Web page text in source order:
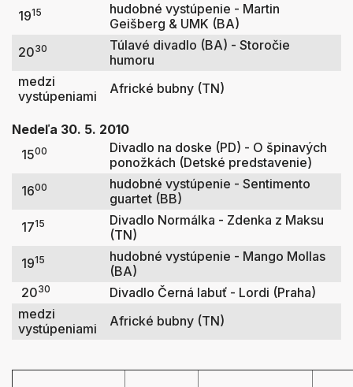
1915
hudobné vystúpenie - Martin
Geišberg & UMK (BA)
2030
Túlavé divadlo (BA) - Storočie
humoru
medzi
vystúpeniami
Africké bubny (TN)
Nedeľa 30. 5. 2010
1500
Divadlo na doske (PD) - O špinavých
ponožkách (Detské predstavenie)
1600
hudobné vystúpenie - Sentimento
guartet (BB)
1715
Divadlo Normálka - Zdenka z Maksu
(TN)
1915
hudobné vystúpenie - Mango Mollas
(BA)
2030
Divadlo Černá labuť - Lordi (Praha)
medzi
vystúpeniami
Africké bubny (TN)